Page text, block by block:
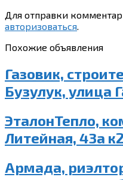
Для отправки
авторизоваться.
Похожие объявления
Газовик,
Бузулук, улица
ЭталонТепло,
Литейная, 43а к2
Армада,